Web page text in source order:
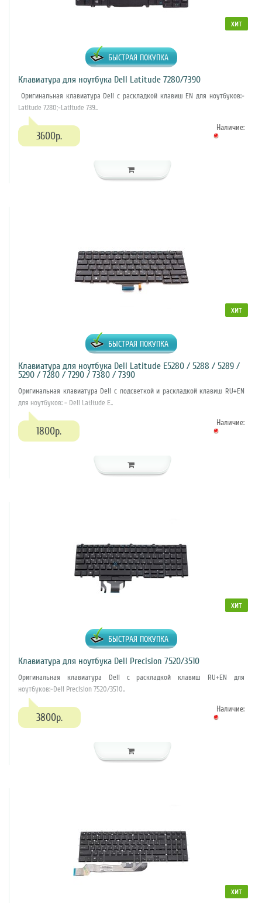
хит
БЫСТРАЯ ПОКУПКА
Клавиатура для ноутбука Dell Latitude 7280/7390
Оригинальная клавиатура Dell с раскладкой клавиш EN для ноутбуков:-
Latitude 7280;-Latitude 739..
3600р.
Наличие:
хит
БЫСТРАЯ ПОКУПКА
Клавиатура для ноутбука Dell Latitude E5280 / 5288 / 5289 /
5290 / 7280 / 7290 / 7380 / 7390
Оригинальная клавиатура Dell с подсветкой и раскладкой клавиш RU+EN
для ноутбуков: - Dell Latitude E..
1800р.
Наличие:
хит
БЫСТРАЯ ПОКУПКА
Клавиатура для ноутбука Dell Precision 7520/3510
Оригинальная клавиатура Dell с раскладкой клавиш RU+EN для
ноутбуков:-Dell Precision 7520/3510..
3800р.
Наличие:
хит